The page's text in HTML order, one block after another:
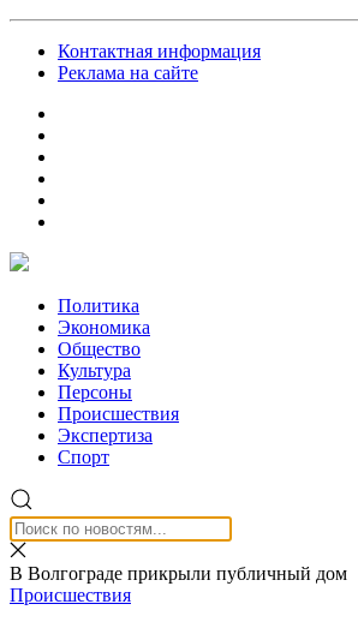
Контактная информация
Реклама на сайте
Политика
Экономика
Общество
Культура
Персоны
Происшествия
Экспертиза
Спорт
В Волгограде прикрыли публичный дом
Происшествия